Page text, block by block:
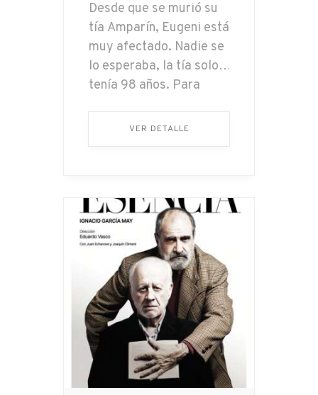
Desde que se murió su
tía Amparín, Eugeni está
muy afectado. Nadie se
lo esperaba, la tía solo
tenía 98 años. Para
sigue viva y nota su
VER DETALLE